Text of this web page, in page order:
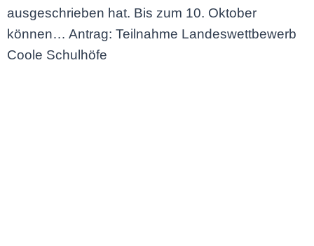
ausgeschrieben hat. Bis zum 10. Oktober
können… Antrag: Teilnahme Landeswettbewerb
Coole Schulhöfe